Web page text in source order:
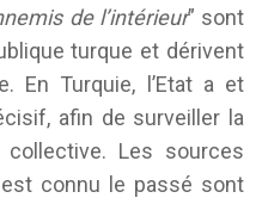
de l’intérieur” sont
turque et dérivent
En Turquie, l’Etat a et
afin de surveiller la
Les sources
connu le passé sont